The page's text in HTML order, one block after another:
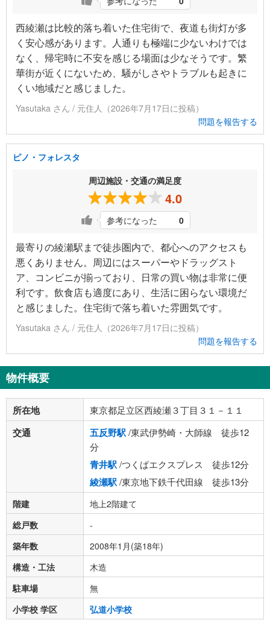
西綾瀬は比較的落ち着いた住宅街で、夜道も街灯が多
く安心感があります。人通りも極端に少ないわけでは
なく、帰宅時に不安を感じる場面は少なそうです。繁
華街が近くにないため、騒がしさやトラブルも起きに
くい地域だと感じました。
Yasutaka さん / 元住人（2026年7月17日に投稿）
問題を報告する
ピノ・フォレスタ
周辺施設・交通の満足度
4.0
参考になった 0
最寄りの綾瀬駅まで徒歩圏内で、都心へのアクセスも
悪くありません。周辺にはスーパーやドラッグスト
ア、コンビニが揃っており、日常の買い物は非常に便
利です。飲食店も適度にあり、生活に困らない環境だ
と感じました。住宅街で落ち着いた雰囲気です。
Yasutaka さん / 元住人（2026年7月17日に投稿）
問題を報告する
物件概要
所在地 東京都足立区西綾瀬３丁目３１－１１
交通 五反野駅/東武伊勢崎・大師線 徒歩12
分
青井駅/つくばエクスプレス 徒歩12分
綾瀬駅/東京地下鉄千代田線 徒歩13分
階建
地上2階建て
総戸数
-
築年数
2008年1月(築18年)
構造・工法
木造
駐車場
無
小学校 学区
弘道小学校